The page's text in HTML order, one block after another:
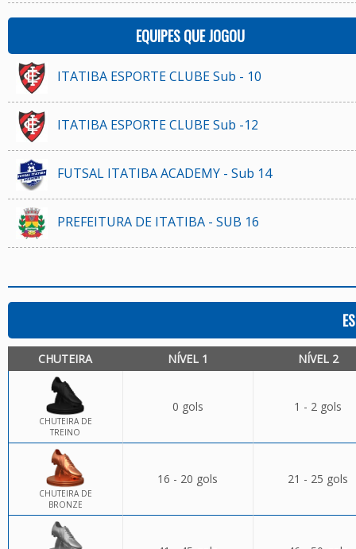
EQUIPES QUE JOGOU
ITATIBA ESPORTE CLUBE Sub - 10
ITATIBA ESPORTE CLUBE Sub -12
FUTSAL ITATIBA ACADEMY - Sub 14
PREFEITURA DE ITATIBA - SUB 16
CHUTEIRA NÍVEL 1 NÍVEL 2
CHUTEIRA DE
TREINO
0 gols 1 - 2 gols
CHUTEIRA DE
BRONZE
16 - 20 gols 21 - 25 gols